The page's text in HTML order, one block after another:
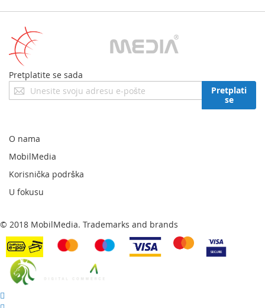
Pretplatite se sada
Prijavite
se
newsletter:
Pretplati
se
O nama
MobilMedia
Korisnička podrška
U fokusu
© 2018 MobilMedia. Trademarks and brands